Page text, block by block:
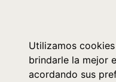
Utilizamos
brindarle la mejor
acordando sus